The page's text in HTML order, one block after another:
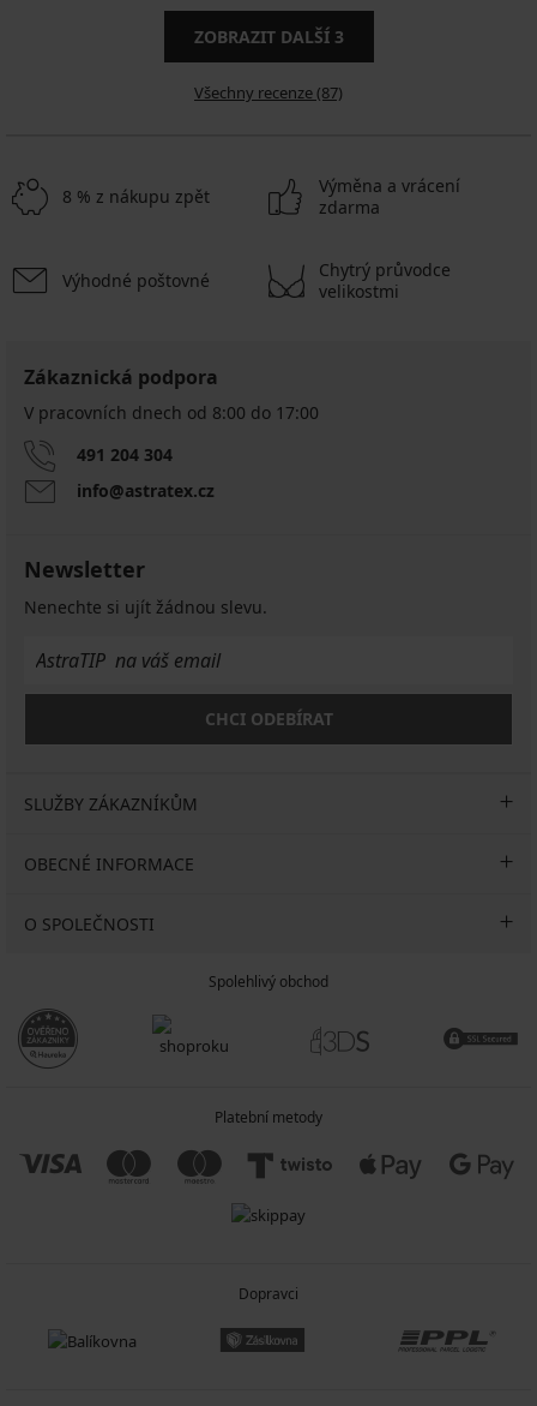
ZOBRAZIT DALŠÍ 3
Všechny recenze (87)
8 % z nákupu zpět
Výměna a vrácení
zdarma
Výhodné poštovné
Chytrý průvodce
velikostmi
Zákaznická podpora
V pracovních dnech od 8:00 do 17:00
491 204 304
info@astratex.cz
Newsletter
Nenechte si ujít žádnou slevu.
CHCI ODEBÍRAT
SLUŽBY ZÁKAZNÍKŮM
OBECNÉ INFORMACE
O SPOLEČNOSTI
Spolehlivý obchod
Platební metody
Dopravci